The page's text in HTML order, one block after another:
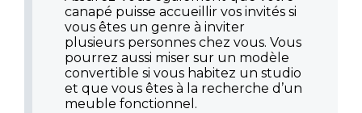
canapé puisse accueillir vos invités si
vous êtes un genre à inviter
plusieurs personnes chez vous. Vous
pourrez aussi miser sur un modèle
convertible si vous habitez un studio
et que vous êtes à la recherche d’un
meuble fonctionnel.